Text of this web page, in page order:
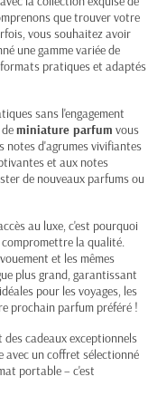
que trouver votre
vous souhaitez avoir
une gamme variée de
pratiques et adaptés
sans l'engagement
miniature parfum vous
notes d'agrumes vivifiantes
et aux notes
de nouveaux parfums ou
au luxe, c'est pourquoi
la qualité.
et les mêmes
plus grand, garantissant
pour les voyages, les
prochain parfum préféré !
cadeaux exceptionnels
avec un coffret sélectionné
portable – c'est